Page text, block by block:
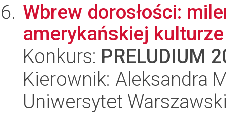
Wbrew dorosłości:
amerykańskiej
Konkurs: PRELUDIUM
Kierownik: Aleksandra
Uniwersytet